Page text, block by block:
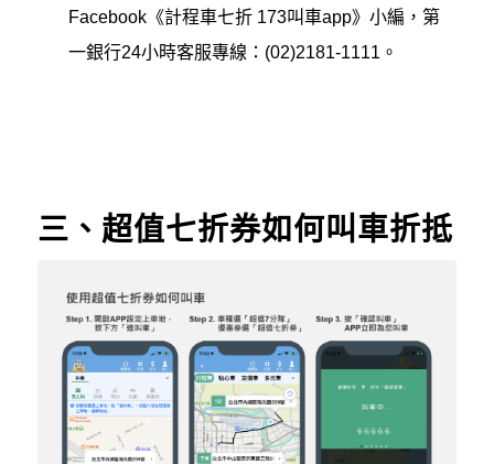
Facebook《計程車七折 173叫車app》小編，第
一銀行24小時客服專線：(02)2181-1111。
三、超值七折券如何叫車折抵